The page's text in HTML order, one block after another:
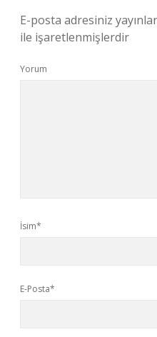
E-posta adresiniz
ile işaretlenmişlerdir
Yorum
İsim*
E-Posta*